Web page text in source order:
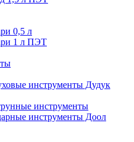
0,5 л
1 л ПЭТ
инструменты Дудук
инструменты
инструменты Доол